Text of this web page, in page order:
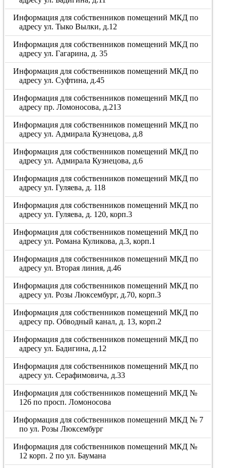
Информация для собственников помещений МКД по
адресу ул. Тыко Вылки, д.12
Информация для собственников помещений МКД по
адресу ул. Гагарина, д. 35
Информация для собственников помещений МКД по
адресу ул. Суфтина, д.45
Информация для собственников помещений МКД по
адресу пр. Ломоносова, д.213
Информация для собственников помещений МКД по
адресу ул. Адмирала Кузнецова, д.8
Информация для собственников помещений МКД по
адресу ул. Адмирала Кузнецова, д.6
Информация для собственников помещений МКД по
адресу ул. Гуляева, д. 118
Информация для собственников помещений МКД по
адресу ул. Гуляева, д. 120, корп.3
Информация для собственников помещений МКД по
адресу ул. Романа Куликова, д.3, корп.1
Информация для собственников помещений МКД по
адресу ул. Вторая линия, д.46
Информация для собственников помещений МКД по
адресу ул. Розы Люксембург, д.70, корп.3
Информация для собственников помещений МКД по
адресу пр. Обводный канал, д. 13, корп.2
Информация для собственников помещений МКД по
адресу ул. Бадигина, д.12
Информация для собственников помещений МКД по
адресу ул. Серафимовича, д.33
Информация для собственников помещений МКД №
126 по просп. Ломоносова
Информация для собственников помещений МКД № 7
по ул. Розы Люксембург
Информация для собственников помещений МКД №
12 корп. 2 по ул. Баумана